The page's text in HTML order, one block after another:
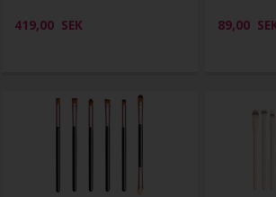
419,00 SEK 89,00